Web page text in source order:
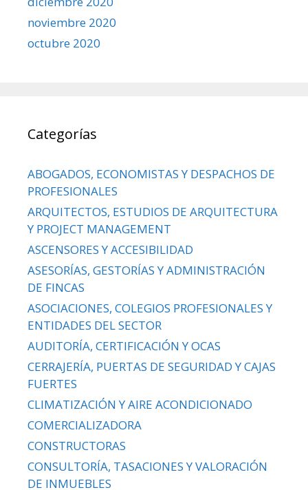
noviembre 2020
octubre 2020
Categorías
ABOGADOS, ECONOMISTAS Y DESPACHOS DE
PROFESIONALES
ARQUITECTOS, ESTUDIOS DE ARQUITECTURA
Y PROJECT MANAGEMENT
ASCENSORES Y ACCESIBILIDAD
ASESORÍAS, GESTORÍAS Y ADMINISTRACIÓN
DE FINCAS
ASOCIACIONES, COLEGIOS PROFESIONALES Y
ENTIDADES DEL SECTOR
AUDITORÍA, CERTIFICACIÓN Y OCAS
CERRAJERÍA, PUERTAS DE SEGURIDAD Y CAJAS
FUERTES
CLIMATIZACIÓN Y AIRE ACONDICIONADO
COMERCIALIZADORA
CONSTRUCTORAS
CONSULTORÍA, TASACIONES Y VALORACIÓN
DE INMUEBLES